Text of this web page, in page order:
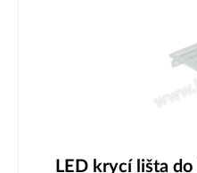
LED krycí lišta